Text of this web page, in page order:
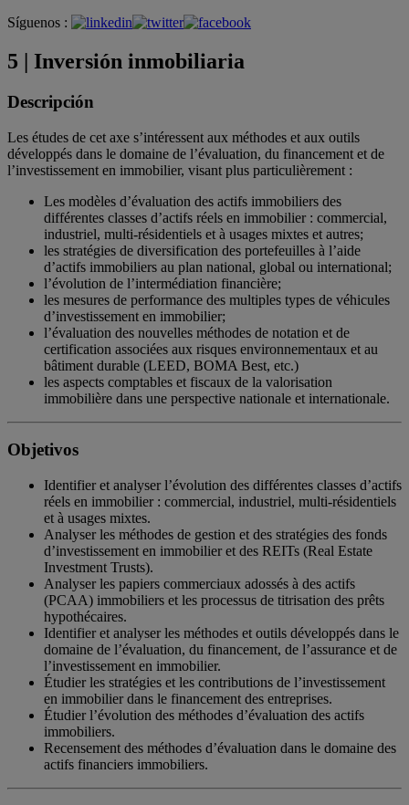
Síguenos :
5 | Inversión inmobiliaria
Descripción
Les études de cet axe s’intéressent aux méthodes et aux outils
développés dans le domaine de l’évaluation, du financement et de
l’investissement en immobilier, visant plus particulièrement :
Les modèles d’évaluation des actifs immobiliers des
différentes classes d’actifs réels en immobilier : commercial,
industriel, multi-résidentiels et à usages mixtes et autres;
les stratégies de diversification des portefeuilles à l’aide
d’actifs immobiliers au plan national, global ou international;
l’évolution de l’intermédiation financière;
les mesures de performance des multiples types de véhicules
d’investissement en immobilier;
l’évaluation des nouvelles méthodes de notation et de
certification associées aux risques environnementaux et au
bâtiment durable (LEED, BOMA Best, etc.)
les aspects comptables et fiscaux de la valorisation
immobilière dans une perspective nationale et internationale.
Objetivos
Identifier et analyser l’évolution des différentes classes d’actifs
réels en immobilier : commercial, industriel, multi-résidentiels
et à usages mixtes.
Analyser les méthodes de gestion et des stratégies des fonds
d’investissement en immobilier et des REITs (Real Estate
Investment Trusts).
Analyser les papiers commerciaux adossés à des actifs
(PCAA) immobiliers et les processus de titrisation des prêts
hypothécaires.
Identifier et analyser les méthodes et outils développés dans le
domaine de l’évaluation, du financement, de l’assurance et de
l’investissement en immobilier.
Étudier les stratégies et les contributions de l’investissement
en immobilier dans le financement des entreprises.
Étudier l’évolution des méthodes d’évaluation des actifs
immobiliers.
Recensement des méthodes d’évaluation dans le domaine des
actifs financiers immobiliers.